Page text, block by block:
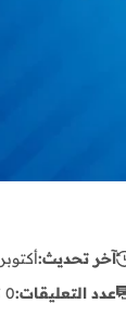
آخر تحديث:أكتوبر 02, 2021
عدد التعليقات:0 تعليق